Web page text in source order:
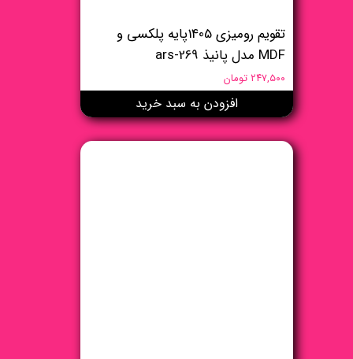
تقویم رومیزی 1405پایه پلکسی و
MDF مدل پانیذ ars-269
۲۴۷,۵۰۰ تومان
افزودن به سبد خرید